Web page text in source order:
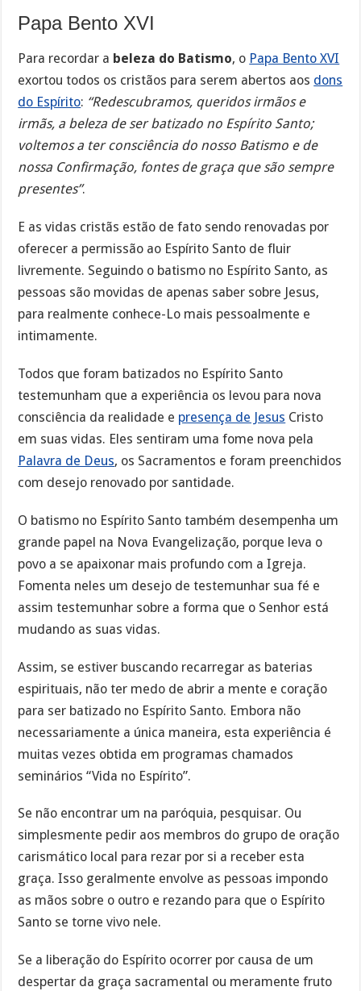
Papa Bento XVI
Para recordar a beleza do Batismo, o Papa Bento XVI
exortou todos os cristãos para serem abertos aos dons
do Espírito: “Redescubramos, queridos irmãos e
irmãs, a beleza de ser batizado no Espírito Santo;
voltemos a ter consciência do nosso Batismo e de
nossa Confirmação, fontes de graça que são sempre
presentes”.
E as vidas cristãs estão de fato sendo renovadas por
oferecer a permissão ao Espírito Santo de fluir
livremente. Seguindo o batismo no Espírito Santo, as
pessoas são movidas de apenas saber sobre Jesus,
para realmente conhece-Lo mais pessoalmente e
intimamente.
Todos que foram batizados no Espírito Santo
testemunham que a experiência os levou para nova
consciência da realidade e presença de Jesus Cristo
em suas vidas. Eles sentiram uma fome nova pela
Palavra de Deus, os Sacramentos e foram preenchidos
com desejo renovado por santidade.
O batismo no Espírito Santo também desempenha um
grande papel na Nova Evangelização, porque leva o
povo a se apaixonar mais profundo com a Igreja.
Fomenta neles um desejo de testemunhar sua fé e
assim testemunhar sobre a forma que o Senhor está
mudando as suas vidas.
Assim, se estiver buscando recarregar as baterias
espirituais, não ter medo de abrir a mente e coração
para ser batizado no Espírito Santo. Embora não
necessariamente a única maneira, esta experiência é
muitas vezes obtida em programas chamados
seminários “Vida no Espírito”.
Se não encontrar um na paróquia, pesquisar. Ou
simplesmente pedir aos membros do grupo de oração
carismático local para rezar por si a receber esta
graça. Isso geralmente envolve as pessoas impondo
as mãos sobre o outro e rezando para que o Espírito
Santo se torne vivo nele.
Se a liberação do Espírito ocorrer por causa de um
despertar da graça sacramental ou meramente fruto